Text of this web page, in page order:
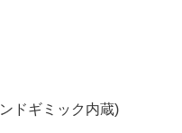
ドギミック内蔵)